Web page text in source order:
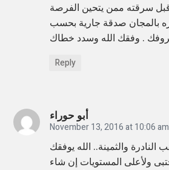
سرقته ممن يتحين الفرصة
بالمجان صدقة جارية بحسب
. وفقك الله وسدد خطاك
Reply
أبو حوراء
November 13, 2016 at 10:06 am
والثمينة.. الله يوفقك
ولأعلى المستويات إن شاء